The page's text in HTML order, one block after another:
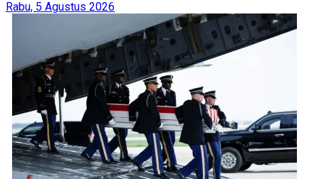
Rabu, 5 Agustus 2026